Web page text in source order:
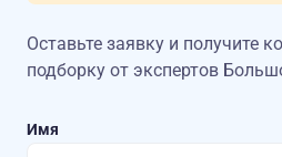
Оставьте заявку и получите
подборку от экспертов
Имя